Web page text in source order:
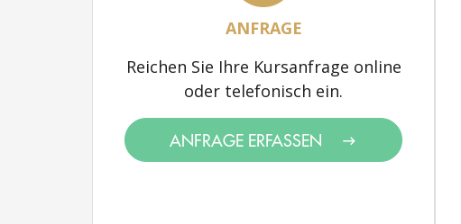
ANFRAGE
Reichen Sie Ihre Kursanfrage online
oder telefonisch ein.
ANFRAGE ERFASSEN